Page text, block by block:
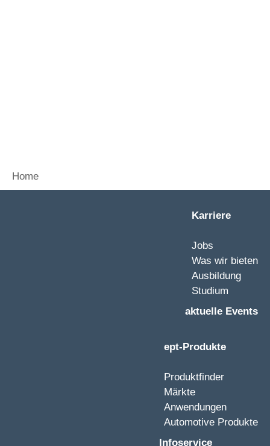
Home
Karriere
Jobs
Was wir bieten
Ausbildung
Studium
aktuelle Events
ept-Produkte
Produktfinder
Märkte
Anwendungen
Automotive Produkte
Infoservice